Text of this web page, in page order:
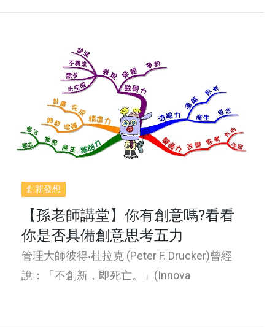
創新發想
【孫老師講堂】你有創意嗎?看看
你是否具備創意思考五力
管理大師彼得‧杜拉克 (Peter F. Drucker)曾經
說：「不創新，即死亡。」(Innova